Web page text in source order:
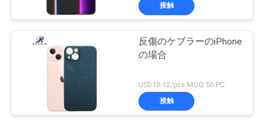
接触
反傷のケブラーのiPhone
の場合
USD10-12/pcs MOQ:50 PC
接触